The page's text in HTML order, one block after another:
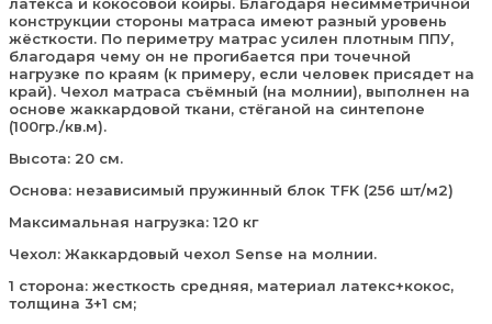
конструкции стороны матраса имеют разный уровень
жёсткости. По периметру матрас усилен плотным ППУ,
благодаря чему он не прогибается при точечной
нагрузке по краям (к примеру, если человек присядет на
край). Чехол матраса съёмный (на молнии), выполнен на
основе жаккардовой ткани, стёганой на синтепоне
(100гр./кв.м).
Высота: 20 см.
Основа: независимый пружинный блок TFK (256 шт/м2)
Максимальная нагрузка: 120 кг
Чехол: Жаккардовый чехол Sense на молнии.
1 сторона: жесткость средняя, материал латекс+кокос,
толщина 3+1 см;